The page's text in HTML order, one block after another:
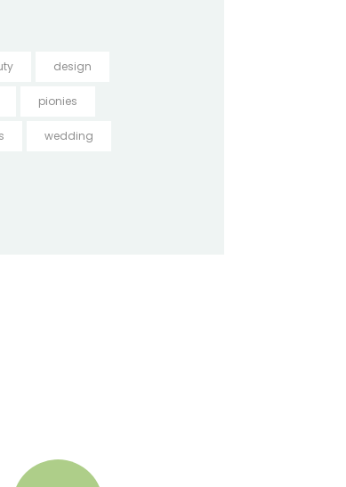
design
pionies
wedding